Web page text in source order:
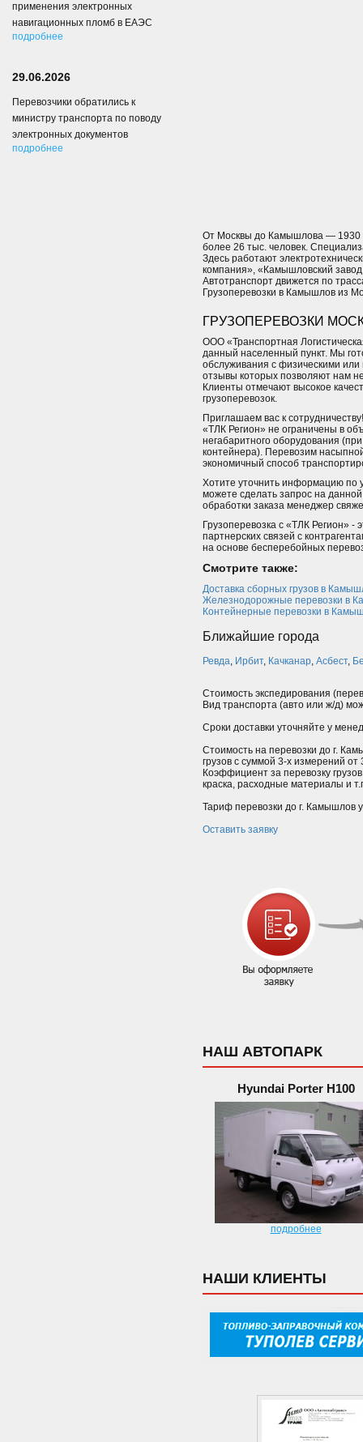
От Москвы до Камышлова — 1930
более 26 тыс. человек.
Здесь работают
компания», «Камышловский
Автотранспорт движется по
Грузоперевозки в Камышлов из
ГРУЗОПЕРЕВОЗКИ
ООО «Транспортная
данный населенный пункт. Мы
обслуживания с физическими
отзывы которых позволяют нам
Клиенты отмечают высокое
грузоперевозок.
Приглашаем вас к
«ТЛК Регион» не ограничены в
негабаритного оборудования
контейнера). Перевозим
экономичный способ
Хотите уточнить информацию по
можете сделать запрос на
обработки заказа менеджер
Грузоперевозка с «ТЛК Регион»
партнерских связей с
на основе бесперебойных
Смотрите также:
Доставка сборных грузов в
Железнодорожные перевозки в
Контейнерные перевозки в
Ближайшие города
Ревда, Ирбит, Качканар, Асбест,
Стоимость экспедирования
Вид транспорта (авто или ж/д)
Сроки доставки уточняйте у
Стоимость на перевозки до г.
грузов с суммой 3-х измерений
Коэффициент за перевозку
краска, расходные материалы и
Тариф перевозки до г. Камышлов
Оставить заявку
НАШ АВТОПАРК
Hyundai Porter H100
подробнее
НАШИ КЛИЕНТЫ
применения электронных
навигационных пломб в ЕАЭС
подробнее
29.06.2026
Перевозчики обратились к
министру транспорта по поводу
электронных документов
подробнее